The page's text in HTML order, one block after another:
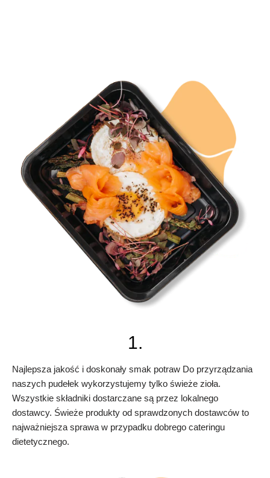
1.
Najlepsza jakość i doskonały smak potraw Do przyrządzania
naszych pudełek wykorzystujemy tylko świeże zioła.
Wszystkie składniki dostarczane są przez lokalnego
dostawcy. Świeże produkty od sprawdzonych dostawców to
najważniejsza sprawa w przypadku dobrego cateringu
dietetycznego.